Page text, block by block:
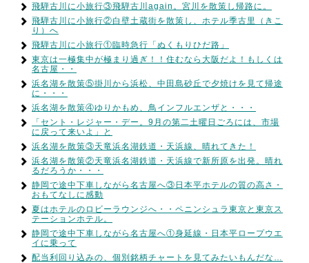
飛騨古川に小旅行③飛騨古川again。宮川を散策し帰路に。
飛騨古川に小旅行②白壁土蔵街を散策し、ホテル季古里（きこ
り）へ
飛騨古川に小旅行①臨時急行「ぬくもりひだ路」
東京は一極集中が極まり過ぎ！！住むなら大阪だよ！もしくは
名古屋・・
浜名湖を散策⑤掛川から浜松、中田島砂丘で夕焼けを見て帰途
に・・・
浜名湖を散策④ゆりかもめ、鳥インフルエンザと・・・
「セント・レジャー・デー。9月の第二土曜日ごろには、市場
に戻って来いよ」と
浜名湖を散策③天竜浜名湖鉄道・天浜線、晴れてきた！
浜名湖を散策②天竜浜名湖鉄道・天浜線で新所原を出発。晴れ
るだろうか・・・
静岡で途中下車しながら名古屋へ③日本平ホテルの質の高さ・
おもてなしに感動
夏はホテルのロビーラウンジへ・・ペニンシュラ東京と東京ス
テーションホテル。
静岡で途中下車しながら名古屋へ①身延線・日本平ロープウエ
イに乗って
配当利回り込みの、個別銘柄チャートを見てみたいもんだな…